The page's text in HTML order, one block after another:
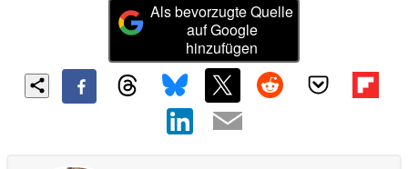
Als bevorzugte Quelle
auf Google
hinzufügen